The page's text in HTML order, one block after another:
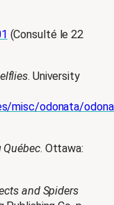
(Consulté le 22
. University
misc/odonata/
Québec. Ottawa:
and Spiders